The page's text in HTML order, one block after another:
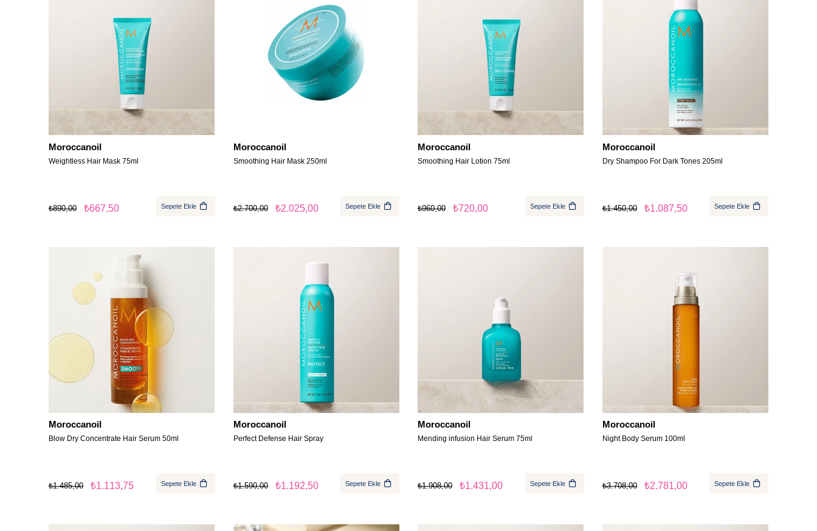
Moroccanoil
Weightless Hair Mask 75ml
₺667,50
₺890,00 Sepete Ekle
Moroccanoil
Smoothing Hair Mask 250ml
₺2.025,00
₺2.700,00 Sepete Ekle
Moroccanoil
Smoothing Hair Lotion 75ml
₺720,00
₺960,00 Sepete Ekle
Moroccanoil
Dry Shampoo For Dark Tones 205ml
₺1.087,50
₺1.450,00 Sepete Ekle
Moroccanoil
Blow Dry Concentrate Hair Serum 50ml
₺1.113,75
₺1.485,00 Sepete Ekle
Moroccanoil
Perfect Defense Hair Spray
₺1.192,50
₺1.590,00 Sepete Ekle
Moroccanoil
Mending infusion Hair Serum 75ml
₺1.431,00
₺1.908,00 Sepete Ekle
Moroccanoil
Night Body Serum 100ml
₺2.781,00
₺3.708,00 Sepete Ekle